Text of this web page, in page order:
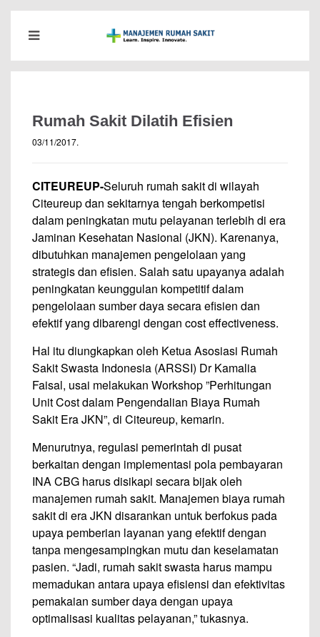
Rumah Sakit Dilatih Efisien
03/11/2017.
CITEUREUP-Seluruh rumah sakit di wilayah
Citeureup dan sekitarnya tengah berkompetisi
dalam peningkatan mutu pela­yanan terlebih di era
Jaminan Kesehatan Nasional (JKN). Karenanya,
dibutuhkan manaje­men pengelolaan yang
strategis dan efisien. Salah satu upayanya adalah
peningkatan keunggulan kompetitif dalam
pengelolaan sumber daya secara efisien dan
efektif yang dibarengi dengan cost effectiveness.
Hal itu diungkapkan oleh Ke­tua Asosiasi Rumah
Sakit Swasta Indonesia (ARSSI) Dr Kamalia
Faisal, usai melakukan Workshop ”Perhitungan
Unit Cost dalam Pengendalian Biaya Rumah
Sakit Era JKN”, di Citeureup, kemarin.
Menurutnya, regulasi pemerin­tah di pusat
berkaitan dengan implementasi pola pembayaran
INA CBG harus disikapi secara bijak oleh
manajemen rumah sakit. Manajemen biaya rumah
sakit di era JKN disarankan un­tuk berfokus pada
upaya pem­berian layanan yang efektif dengan
tanpa mengesampingkan mutu dan keselamatan
pasien. “Jadi, rumah sakit swasta harus mampu
memadukan antara upaya efisiensi dan efektivitas
pemakaian sumber daya dengan upaya
optimalisasi kualitas pelayanan,” tukasnya.